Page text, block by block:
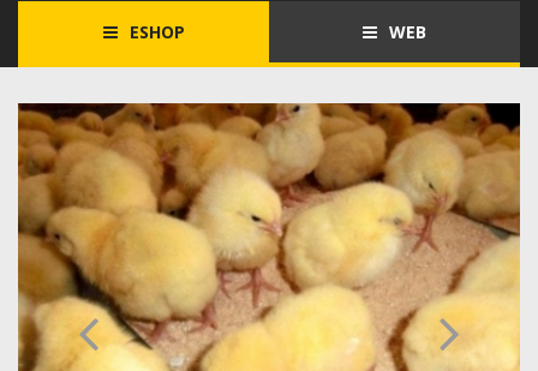
ESHOP WEB